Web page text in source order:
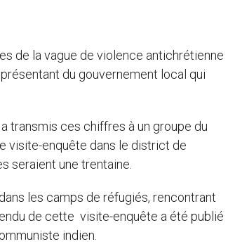
de la vague de violence antichrétienne
du gouvernement local qui
transmis ces chiffres à un groupe du
visite-enquête dans le district de
seraient une trentaine.
les camps de réfugiés, rencontrant
de cette visite-enquête a été publié
indien.